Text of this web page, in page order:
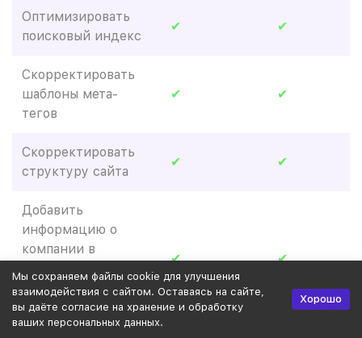
Оптимизировать
поисковый индекс
✔ ✔
Скорректировать
шаблоны мета-
тегов
✔ ✔
Скорректировать
структуру сайта
✔ ✔
Добавить
информацию о
компании в
Яндекс.Справочник,
Google Мой бизнес
и 2ГИС
✔ ✔
Мы сохраняем файлы cookie для улучшения
взаимодействия с сайтом. Оставаясь на сайте,
вы даёте согласие на хранение и обработку
ваших персональных данных.
Хорошо